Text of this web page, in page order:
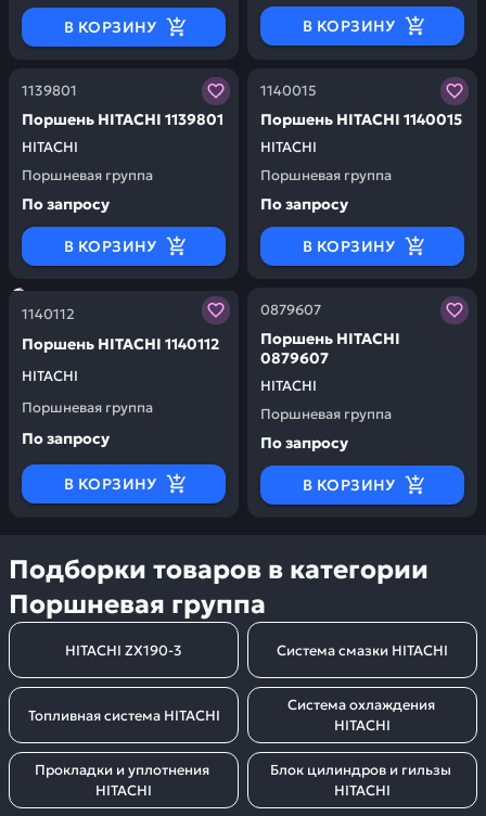
В КОРЗИНУ В КОРЗИНУ
1139801
HITACHI
Поршень HITACHI 1139801
Поршневая группа
Заказывая запчасти у нас, вы получаете гарантию
По запросу
В КОРЗИНУ
1140015
HITACHI
Поршень HITACHI 1140015
Поршневая группа
Заказывая запчасти у
По запросу
В КОРЗИНУ
1140112
HITACHI
Поршень HITACHI 1140112
Поршневая группа
Заказывая запчасти у нас, вы получаете гарантию
По запросу
В КОРЗИНУ
0879607
HITACHI
Поршень HITACHI
0879607
Поршневая группа
Заказывая запчасти у
По запросу
В КОРЗИНУ
Подборки товаров в категории
Поршневая группа
HITACHI ZX190-3 Система смазки HITACHI
Топливная система HITACHI
Система охлаждения
HITACHI
Прокладки и уплотнения
HITACHI
Блок цилиндров и гильзы
HITACHI